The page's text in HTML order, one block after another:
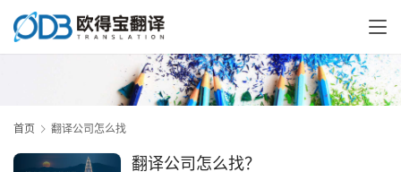
首页 翻译公司怎么找
翻译公司怎么找？